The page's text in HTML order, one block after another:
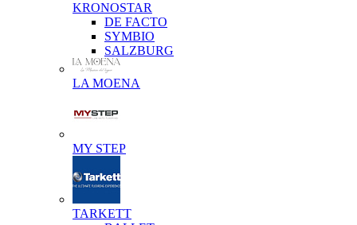
KRONOSTAR
DE FACTO
SYMBIO
SALZBURG
LA MOENA
MY STEP
TARKETT